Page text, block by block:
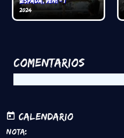
2024
Comentarios
Calendario
Nota: